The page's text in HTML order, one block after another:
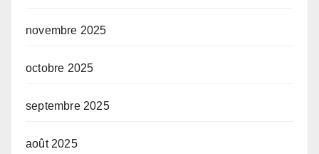
novembre 2025
octobre 2025
septembre 2025
août 2025